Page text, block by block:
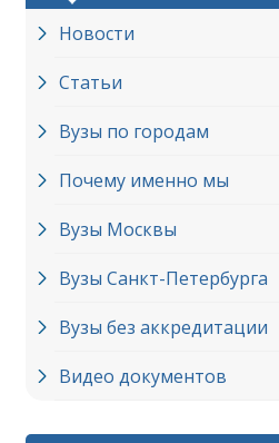
Новости
Статьи
Вузы по городам
Почему именно мы
Вузы Москвы
Вузы Cанкт-Петербурга
Вузы без аккредитации
Видео документов